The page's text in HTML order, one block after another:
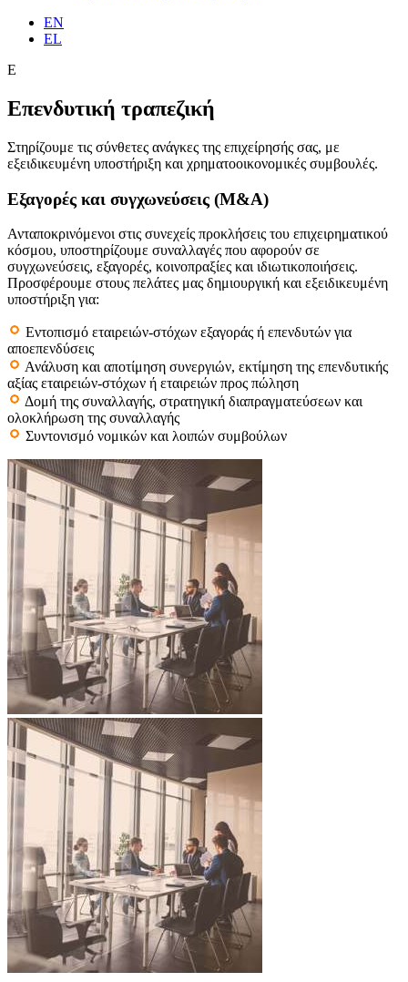
EN
EL
Ε
Επενδυτική τραπεζική
Στηρίζουμε τις σύνθετες ανάγκες της επιχείρησής σας, με
εξειδικευμένη υποστήριξη και χρηματοοικονομικές συμβουλές.
Εξαγορές και συγχωνεύσεις (M&A)
Ανταποκρινόμενοι στις συνεχείς προκλήσεις του επιχειρηματικού
κόσμου, υποστηρίζουμε συναλλαγές που αφορούν σε
συγχωνεύσεις, εξαγορές, κοινοπραξίες και ιδιωτικοποιήσεις.
Προσφέρουμε στους πελάτες μας δημιουργική και εξειδικευμένη
υποστήριξη για:
Εντοπισμό εταιρειών-στόχων εξαγοράς ή επενδυτών για
αποεπενδύσεις
Ανάλυση και αποτίμηση συνεργιών, εκτίμηση της επενδυτικής
αξίας εταιρειών-στόχων ή εταιρειών προς πώληση
Δομή της συναλλαγής, στρατηγική διαπραγματεύσεων και
ολοκλήρωση της συναλλαγής
Συντονισμό νομικών και λοιπών συμβούλων